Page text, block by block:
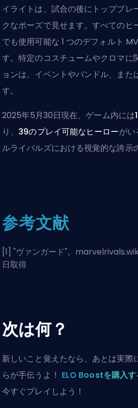
イライトは、試合の後にトッププレ
クなポーズで見せます。すべての
でも使用可能な 1 つのデフォルト
す。特定のコスチュームやクロマに
ョンは、イベントやバンドル、ま
す。
2025年5月30日現在、ゲーム内には
り、 39のプレイ可能なヒーローが
ルライバルズにおける視覚的な誇示
参考文献
[1] "ヴァンガード"。
日取得
次は何？
新しいこと覚えたなら、あとは実
らが手伝うよ！ ELO Boostを購入す
今すぐプレイしよう！